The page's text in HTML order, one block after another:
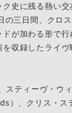
史に残る熱い交
三⽇間、クロ
が加わる形で
収録したライヴ
スティーヴ・ウ
）、クリス・ス